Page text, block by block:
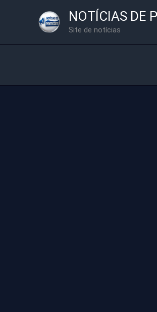
NOTÍCIAS DE
Site de notícias